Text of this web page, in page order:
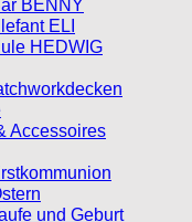
BENNY
ELI
HEDWIG
Accessoires
und Geburt